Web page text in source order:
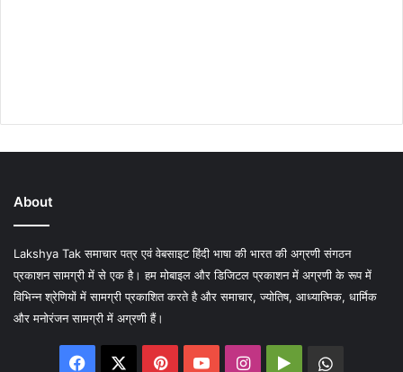
About
Lakshya Tak समाचार पत्र एवं वेबसाइट हिंदी भाषा की भारत की अग्रणी संगठन
प्रकाशन सामग्री में से एक है। हम मोबाइल और डिजिटल प्रकाशन में अग्रणी के रूप में
विभिन्न श्रेणियों में सामग्री प्रकाशित करते है और समाचार, ज्योतिष, आध्यात्मिक, धार्मिक
और मनोरंजन सामग्री में अग्रणी हैं।
Facebook PinterestYouTubeInstagram
Google